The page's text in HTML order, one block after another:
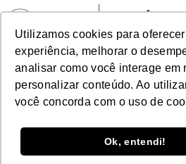
Utilizamos cookies para
experiência, melhorar o
analisar como você interage em
personalizar conteúdo. Ao
você concorda com o uso de
Ok, entendi!
BLACK FRIDAY
ACERTA NO
JOGO
7 de novembro de 2025